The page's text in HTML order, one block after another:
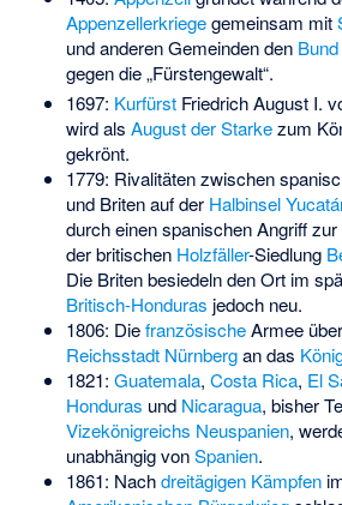
Appenzellerkriegegemeinsam mit
und anderen Gemeinden den
gegen die „Fürstengewalt“.
1697: KurfürstFriedrich August I.
wird als August der Starkezum
gekrönt.
1779: Rivalitäten zwischen
und Briten auf der Halbinsel
durch einen spanischen Angriff
der britischen Holzfäller-Siedlung
Die Briten besiedeln den Ort im
Britisch-Honduras jedoch neu.
1806: DiefranzösischeArmee
Reichsstadt Nürnbergan das
1821: Guatemala, Costa Rica, El
Honduras und Nicaragua, bisher
Vizekönigreichs Neuspanien,
unabhängig vonSpanien.
1861: Nachdreitägigen Kämpfen